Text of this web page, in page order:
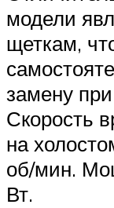
модели
щеткам,
замену
Скорость
на
об/мин.
Вт.